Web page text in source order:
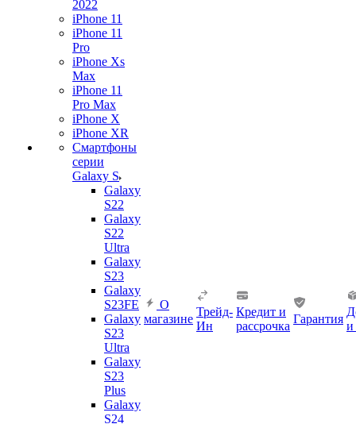
2022
iPhone 11
iPhone 11
Pro
iPhone Xs
Max
iPhone 11
Pro Max
iPhone X
iPhone XR
Смартфоны
серии
Galaxy S
Galaxy
S22
Galaxy
S22
Ultra
Galaxy
S23
Galaxy
S23FE
Galaxy
S23
Ultra
Galaxy
S23
Plus
Galaxy
S24
О
магазине
Трейд-
Ин
Кредит и
рассрочка
Гарантия
и